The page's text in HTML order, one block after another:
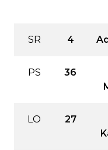
SR 4
PS 36
LO 27